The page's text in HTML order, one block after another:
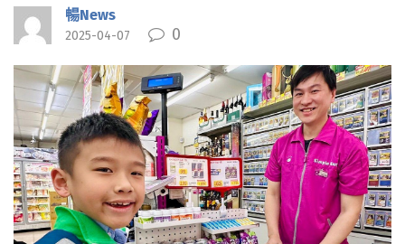
暢News
2025-04-07 0